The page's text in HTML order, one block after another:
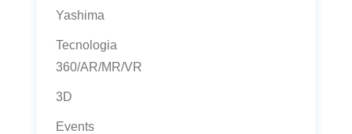
Yashima
Tecnologia
360/AR/MR/VR
3D
Events